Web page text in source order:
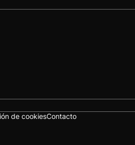
de cookiesContacto